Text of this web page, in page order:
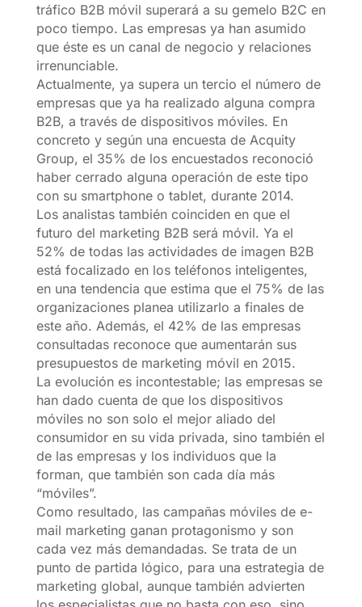
tráfico B2B móvil superará a su gemelo B2C en
poco tiempo. Las empresas ya han asumido
que éste es un canal de negocio y relaciones
irrenunciable.
Actualmente, ya supera un tercio el número de
empresas que ya ha realizado alguna compra
B2B, a través de dispositivos móviles. En
concreto y según una encuesta de Acquity
Group, el 35% de los encuestados reconoció
haber cerrado alguna operación de este tipo
con su smartphone o tablet, durante 2014.
Los analistas también coinciden en que el
futuro del marketing B2B será móvil. Ya el
52% de todas las actividades de imagen B2B
está focalizado en los teléfonos inteligentes,
en una tendencia que estima que el 75% de las
organizaciones planea utilizarlo a finales de
este año. Además, el 42% de las empresas
consultadas reconoce que aumentarán sus
presupuestos de marketing móvil en 2015.
La evolución es incontestable; las empresas se
han dado cuenta de que los dispositivos
móviles no son solo el mejor aliado del
consumidor en su vida privada, sino también el
de las empresas y los individuos que la
forman, que también son cada día más
“móviles”.
Como resultado, las campañas móviles de e-
mail marketing ganan protagonismo y son
cada vez más demandadas. Se trata de un
punto de partida lógico, para una estrategia de
marketing global, aunque también advierten